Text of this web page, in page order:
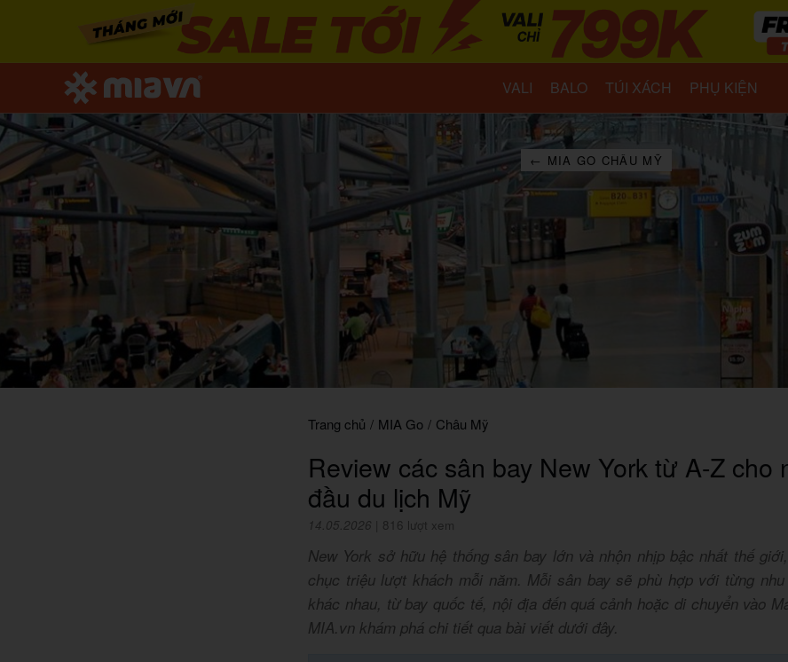
VALI BALO TÚI XÁCH PHỤ KIỆN
← MIA GO CHÂU MỸ
Trang chủ / MIA Go / Châu Mỹ
Review các sân bay New York từ A-Z cho
đầu du lịch Mỹ
14.05.2026 816 lượt xem
New York sở hữu hệ thống sân bay lớn và nhộn nhịp bậc nhất thế
chục triệu lượt khách mỗi năm. Mỗi sân bay sẽ phù hợp với từng
khác nhau, từ bay quốc tế, nội địa đến quá cảnh hoặc di chuyển vào
MIA.vn khám phá chi tiết qua bài viết dưới đây.